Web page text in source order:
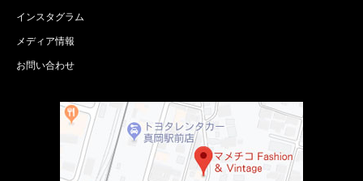
インスタグラム
メディア情報
お問い合わせ